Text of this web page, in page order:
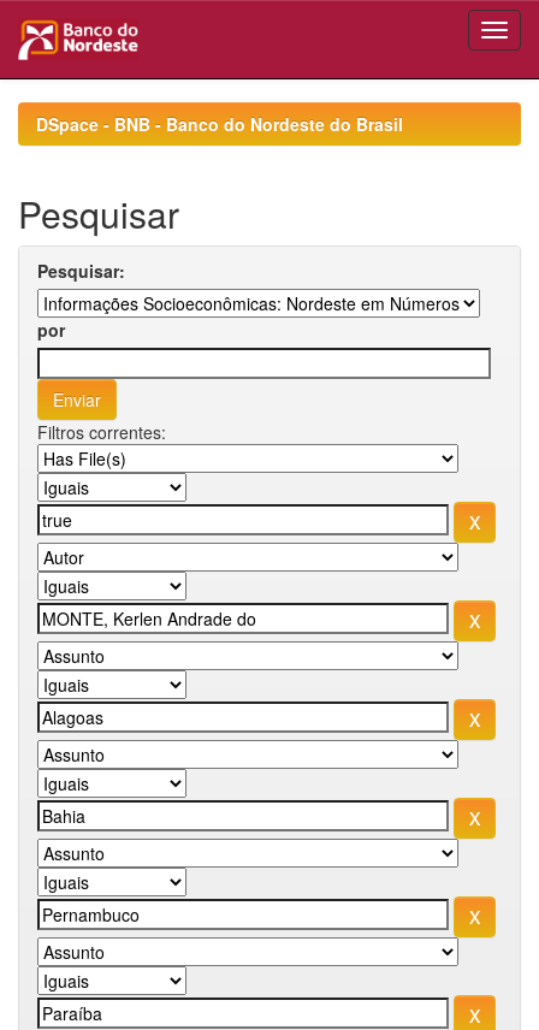
navigationDSpace - BNB - Banco do Nordeste do Brasil
Pesquisar
Pesquisar:
por
Filtros correntes: